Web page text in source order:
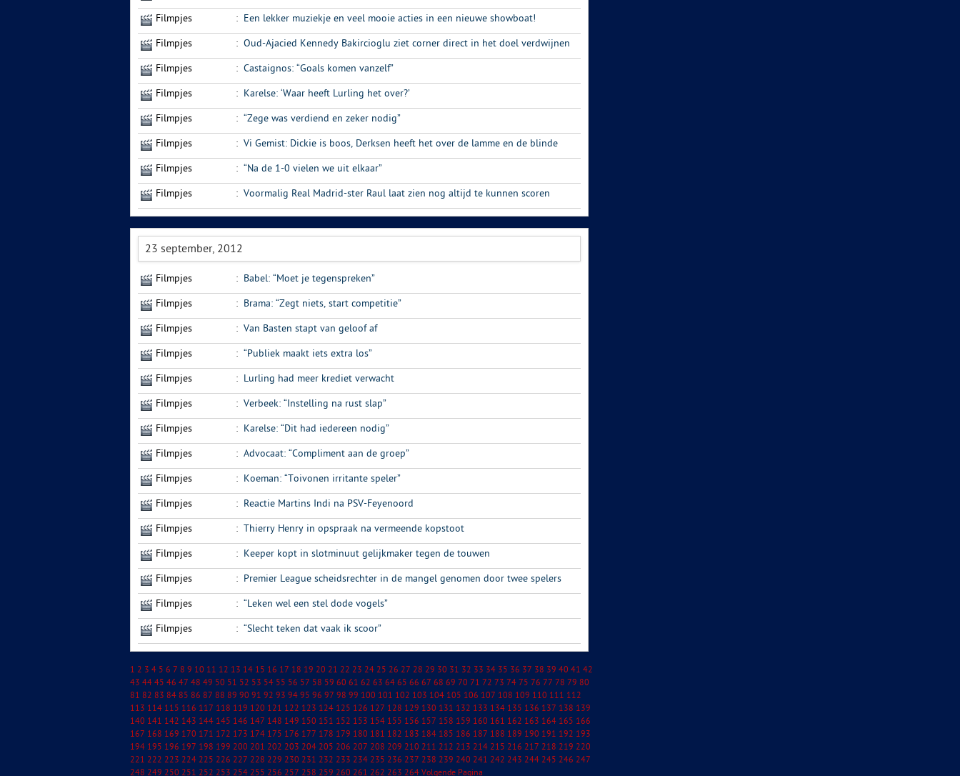
Filmpjes : Een lekker muziekje en veel mooie acties in een nieuwe showboat!
Filmpjes : Oud-Ajacied Kennedy Bakircioglu ziet corner direct in het doel verdwijnen
Filmpjes : Castaignos: “Goals komen vanzelf”
Filmpjes : Karelse: ‘Waar heeft Lurling het over?’
Filmpjes : “Zege was verdiend en zeker nodig”
Filmpjes : Vi Gemist: Dickie is boos, Derksen heeft het over de lamme en de blinde
Filmpjes : “Na de 1-0 vielen we uit elkaar”
Filmpjes : Voormalig Real Madrid-ster Raul laat zien nog altijd te kunnen scoren
23 september, 2012
Filmpjes : Babel: “Moet je tegenspreken”
Filmpjes : Brama: “Zegt niets, start competitie”
Filmpjes : Van Basten stapt van geloof af
Filmpjes : “Publiek maakt iets extra los”
Filmpjes : Lurling had meer krediet verwacht
Filmpjes : Verbeek: “Instelling na rust slap”
Filmpjes : Karelse: “Dit had iedereen nodig”
Filmpjes : Advocaat: “Compliment aan de groep”
Filmpjes : Koeman: “Toivonen irritante speler”
Filmpjes : Reactie Martins Indi na PSV-Feyenoord
Filmpjes : Thierry Henry in opspraak na vermeende kopstoot
Filmpjes : Keeper kopt in slotminuut gelijkmaker tegen de touwen
Filmpjes : Premier League scheidsrechter in de mangel genomen door twee spelers
Filmpjes : “Leken wel een stel dode vogels”
Filmpjes : “Slecht teken dat vaak ik scoor”
1 2 3 4 5 6 7 8 9 10 11 12 13 14 15 16 17 18 19 20 21 22 23 24 25 26 27 28 29 30 31 32 33 34 35 36 37 38 39 40 41 42
43 44 45 46 47 48 49 50 51 52 53 54 55 56 57 58 59 60 61 62 63 64 65 66 67 68 69 70 71 72 73 74 75 76 77 78 79 80
81 82 83 84 85 86 87 88 89 90 91 92 93 94 95 96 97 98 99 100 101 102 103 104 105 106 107 108 109 110 111 112
113 114 115 116 117 118 119 120 121 122 123 124 125 126 127 128 129 130 131 132 133 134 135 136 137 138 139
140 141 142 143 144 145 146 147 148 149 150 151 152 153 154 155 156 157 158 159 160 161 162 163 164 165 166
167 168 169 170 171 172 173 174 175 176 177 178 179 180 181 182 183 184 185 186 187 188 189 190 191 192 193
194 195 196 197 198 199 200 201 202 203 204 205 206 207 208 209 210 211 212 213 214 215 216 217 218 219 220
221 222 223 224 225 226 227 228 229 230 231 232 233 234 235 236 237 238 239 240 241 242 243 244 245 246 247
248 249 250 251 252 253 254 255 256 257 258 259 260 261 262 263 264 Volgende Pagina